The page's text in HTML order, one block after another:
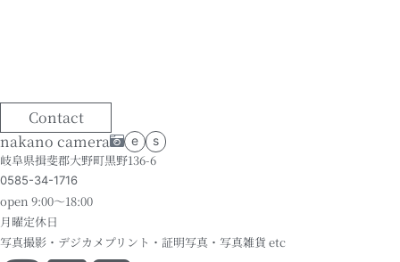
Contact
nakano camera
e s
岐阜県揖斐郡大野町黒野136-6
0585-34-1716
open 9:00～18:00
月曜定休日
写真撮影・デジカメプリント・証明写真・写真雑貨 etc